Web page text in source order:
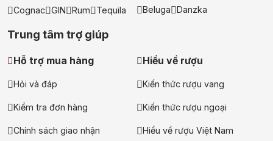
Cognac GIN Rum Tequila Beluga Danzka
Trung tâm trợ giúp
Hỗ trợ mua hàng
Hỏi và đáp
Kiểm tra đơn hàng
Chính sách giao nhận
Hiểu về rượu
Kiến thức rượu vang
Kiến thức rượu ngoại
Hiểu về rượu Việt Nam